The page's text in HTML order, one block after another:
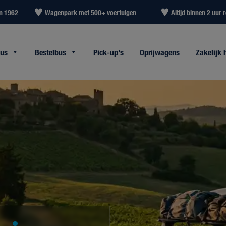
1962 Wagenpark met 500+ voertuigen Altijd binnen 2 uur
Bestelbus Pick-up's Oprijwagens Zakelijk